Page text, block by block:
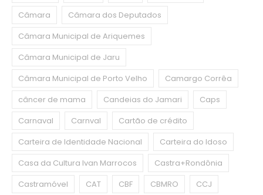
Câmara
Câmara dos Deputados
Câmara Municipal de Ariquemes
Câmara Municipal de Jaru
Câmara Municipal de Porto Velho
Camargo Corrêa
câncer de mama
Candeias do Jamari
Caps
Carnaval
Carnval
Cartão de crédito
Carteira de Identidade Nacional
Carteira do Idoso
Casa da Cultura Ivan Marrocos
Castra+Rondônia
Castramóvel
CAT CBF CBMRO
CCJ